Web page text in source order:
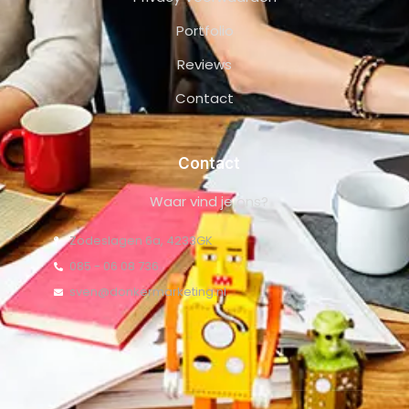
Portfolio
Reviews
Contact
Contact
Waar vind je ons?
Zodeslagen 6a, 4233GK
085 - 06 08 736
sven@donkermarketing.nl